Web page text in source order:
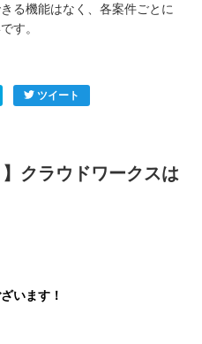
る機能はなく、各案件ごとに
す。
ツイート
クラウドワークスは
います！